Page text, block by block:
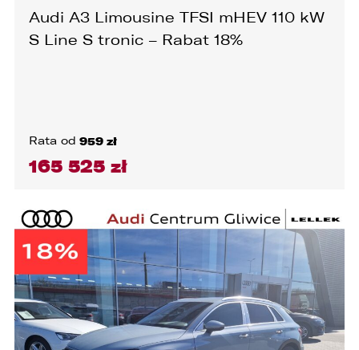
Audi A3 Limousine TFSI mHEV 110 kW
S Line S tronic – Rabat 18%
Rata od 959 zł
165 525 zł